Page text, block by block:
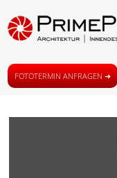
FOTOTERMIN ANFRAGEN ➜